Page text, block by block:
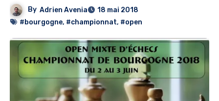
By Adrien Avenia
18 mai 2018
#bourgogne, #championnat, #open